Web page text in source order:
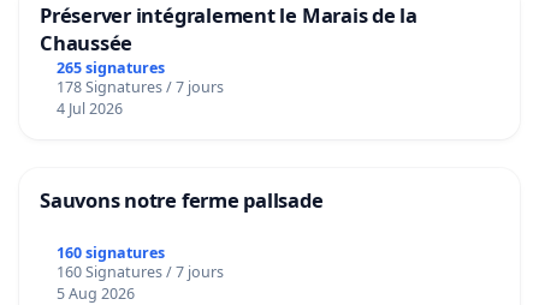
Préserver intégralement le Marais de la
Chaussée
265 signatures
178 Signatures / 7 jours
4 Jul 2026
Sauvons notre ferme pallsade
160 signatures
160 Signatures / 7 jours
5 Aug 2026